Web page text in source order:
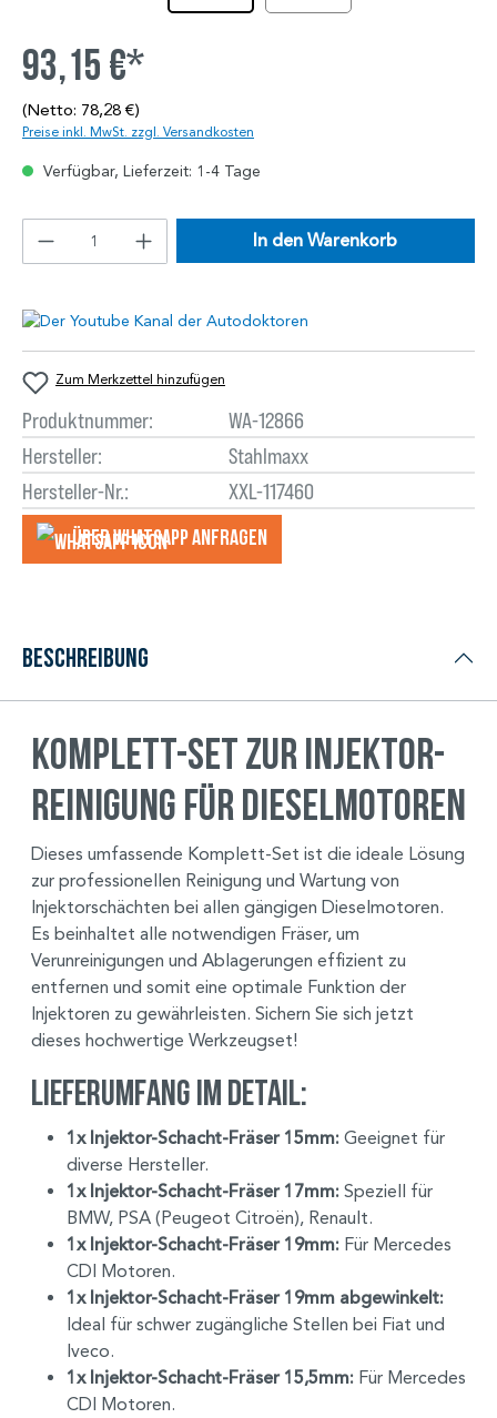
93,15 €*
(Netto: 78,28 €)
Preise inkl. MwSt. zzgl. Versandkosten
Verfügbar, Lieferzeit: 1-4 Tage
In den Warenkorb
Zum Merkzettel hinzufügen
Produktnummer:
WA-12866
Hersteller:
Stahlmaxx
Hersteller-Nr.:
XXL-117460
Über WhatsApp anfragеn
Beschreibung
Komplett-Set zur Injektor-
Reinigung für Dieselmotoren
Dieses umfassende Komplett-Set ist die ideale Lösung
zur professionellen Reinigung und Wartung von
Injektorschächten bei allen gängigen Dieselmotoren.
Es beinhaltet alle notwendigen Fräser, um
Verunreinigungen und Ablagerungen effizient zu
entfernen und somit eine optimale Funktion der
Injektoren zu gewährleisten. Sichern Sie sich jetzt
dieses hochwertige Werkzeugset!
Lieferumfang im Detail:
1x Injektor-Schacht-Fräser 15mm: Geeignet für
diverse Hersteller.
1x Injektor-Schacht-Fräser 17mm: Speziell für
BMW, PSA (Peugeot Citroën), Renault.
1x Injektor-Schacht-Fräser 19mm: Für Mercedes
CDI Motoren.
1x Injektor-Schacht-Fräser 19mm abgewinkelt:
Ideal für schwer zugängliche Stellen bei Fiat und
Iveco.
1x Injektor-Schacht-Fräser 15,5mm: Für Mercedes
CDI Motoren.